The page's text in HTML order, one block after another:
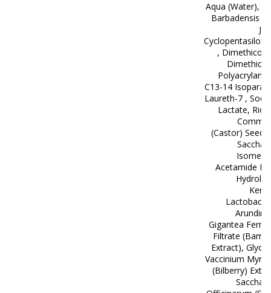
Aqua (Water),
Barbadensis
,
C13-14
Laureth-7 ,
Lactate,
(Castor) Seed
Acetamide
Gigantea
Filtrate
Extract),
Vaccinium
(Bilberry)